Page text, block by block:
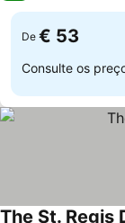
De € 53
Consulte os
The St. Regis